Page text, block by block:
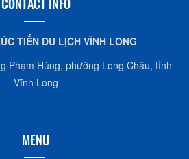
TIẾN DU LỊCH VĨNH LONG
Phạm Hùng, phường Long Châu, tỉnh
Vĩnh Long
MENU